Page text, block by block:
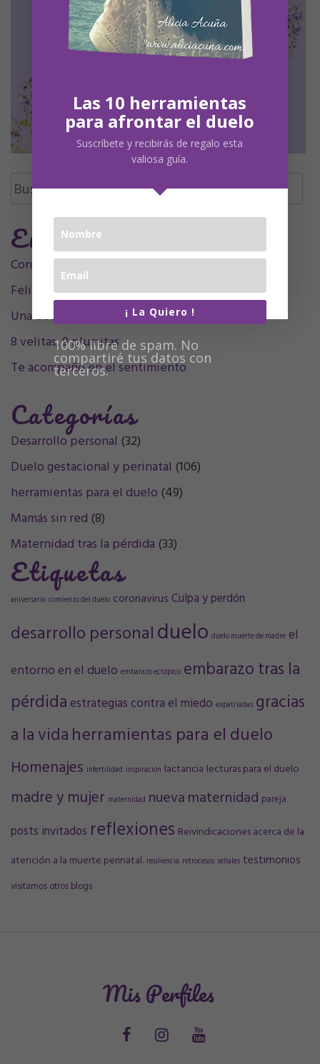
Buscar:
Entradas Recientes
Contigo siempre, siempre en mí, mamá.
Feliz Undécimo cumpleaños, Olivia
Una decada sintigo
8 velitas, 9 plumitas
Te acompaño en el sentimiento
Categorías
Desarrollo personal (32)
Duelo gestacional y perinatal (106)
herramientas para el duelo (49)
Mamás sin red (8)
Maternidad tras la pérdida (33)
Etiquetas
aniversario comienzo del duelo coronavirus Culpa y perdón
desarrollo personalduelo duelo muerte de madre el
entorno en el duelo embarazo ectópico embarazo tras la
pérdida estrategias contra el miedo expatriadas gracias
a la vidaherramientas para el duelo
Homenajes infertilidad inspiración lactancia lecturas para el duelo
madre y mujer maternidad nueva maternidad pareja
posts invitados reflexiones Reivindicaciones acerca de la
atención a la muerte perinatal. resiliencia retrocesos señales testimonios
visitamos otros blogs
Mis Perfiles
Las 10 herramientas
para afrontar el duelo
Suscríbete y recibirás de regalo esta
valiosa guía.
¡ La Quiero !
100% libre de spam. No
compartiré tus datos con
terceros.